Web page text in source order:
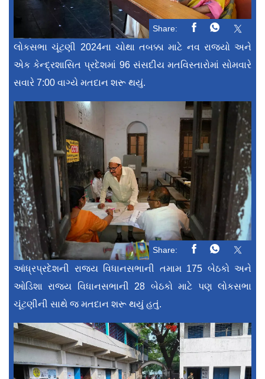
Share:
લોકસભા ચૂંટણી 2024ના ચોથા તબક્કા માટે નવ રાજ્યો અને
એક કેન્દ્રશાસિત પ્રદેશમાં 96 સંસદીય મતવિસ્તારોમાં સોમવારે
સવારે 7:00 વાગ્યે મતદાન શરૂ થયું.
Share:
આંધ્રપ્રદેશની રાજ્ય વિધાનસભાની તમામ 175 બેઠકો અને
ઓડિશા રાજ્ય વિધાનસભાની 28 બેઠકો માટે પણ લોકસભા
ચૂંટણીની સાથે જ મતદાન શરૂ થયું હતું.